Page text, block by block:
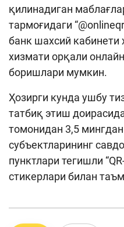
қилинадиган
тармоғидаги
банк шахсий
хизмати орқали
боришлари мумкин.
Ҳозирги кунда ушбу
татбиқ этиш
томонидан 3,5
субъектларининг
пунктлари тегишли
стикерлари билан